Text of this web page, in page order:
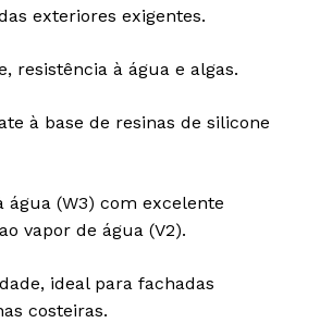
exteriores exigentes.
resistência à água e algas.
à base de resinas de silicone
água (W3) com excelente
vapor de água (V2).
ideal para fachadas
costeiras.